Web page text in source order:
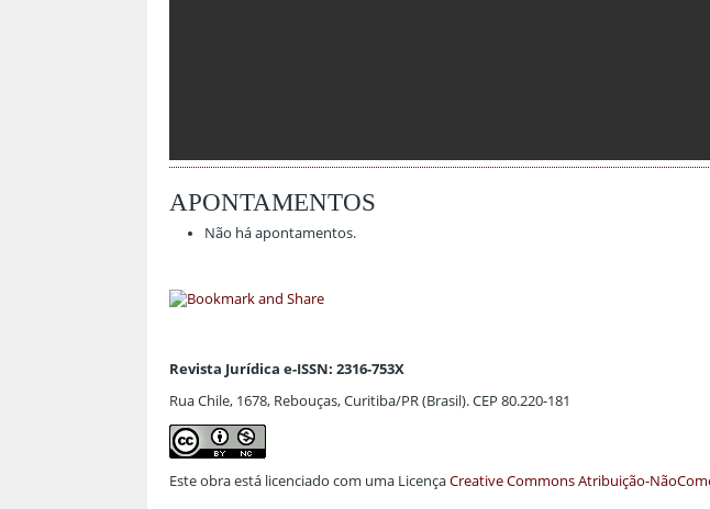
APONTAMENTOS
Não há apontamentos.
Revista Jurídica e-ISSN: 2316-753X
Rua Chile, 1678, Rebouças, Curitiba/PR (Brasil). CEP 80.220-181
Este obra está licenciado com uma LicençaCreative Commons Atribuição-